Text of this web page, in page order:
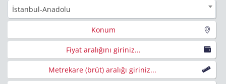
İstanbul-Anadolu
Konum
Fiyat aralığını giriniz...
Metrekare (brüt) aralığı giriniz...